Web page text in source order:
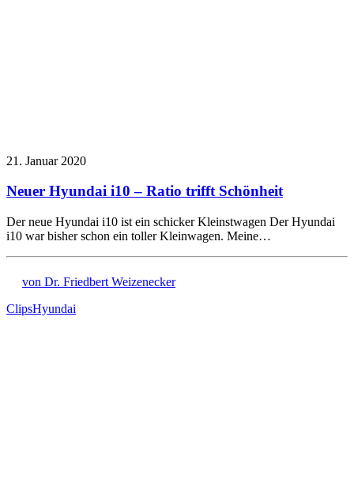
21. Januar 2020
Neuer Hyundai i10 – Ratio trifft Schönheit
Der neue Hyundai i10 ist ein schicker Kleinstwagen Der Hyundai
i10 war bisher schon ein toller Kleinwagen. Meine…
von Dr. Friedbert Weizenecker
ClipsHyundai